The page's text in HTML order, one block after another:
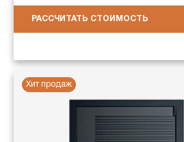
РАССЧИТАТЬ СТОИМОСТЬ
Хит продаж